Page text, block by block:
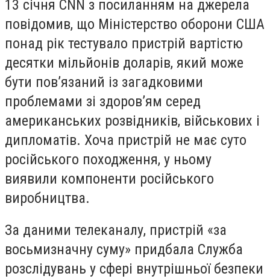
13 січня CNN з посиланням на джерела
повідомив, що Міністерство оборони США
понад рік тестувало пристрій вартістю
десятки мільйонів доларів, який може
бути пов’язаний із загадковими
проблемами зі здоров’ям серед
американських розвідників, військових і
дипломатів. Хоча пристрій не має суто
російського походження, у ньому
виявили компоненти російського
виробництва.
За даними телеканалу, пристрій «за
восьмизначну суму» придбала Служба
розслідувань у сфері внутрішньої безпеки